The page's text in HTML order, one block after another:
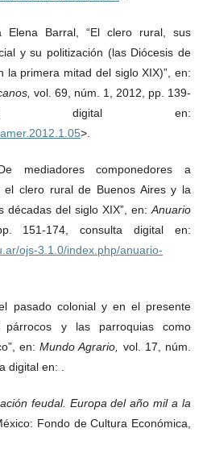
Elena Barral, “El clero rural, sus
y su politización (las Diócesis de
la primera mitad del siglo XIX)”, en:
vol. 69, núm. 1, 2012, pp. 139-
digital en:
>.
mediadores componedores a
el clero rural de Buenos Aires y la
décadas del siglo XIX”, en: Anuario
151-174, consulta digital en:
ojs-3.1.0/index.php/anuario-
pasado colonial y en el presente
párrocos y las parroquias como
en:Mundo Agrario, vol. 17, núm.
digital en: .
feudal. Europa del año mil a la
Fondo de Cultura Económica,